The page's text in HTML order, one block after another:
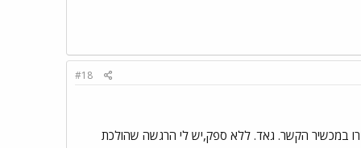
#18
במכשיר הקשר. גאד. ללא ספק,יש לי הרגשה שהולכת